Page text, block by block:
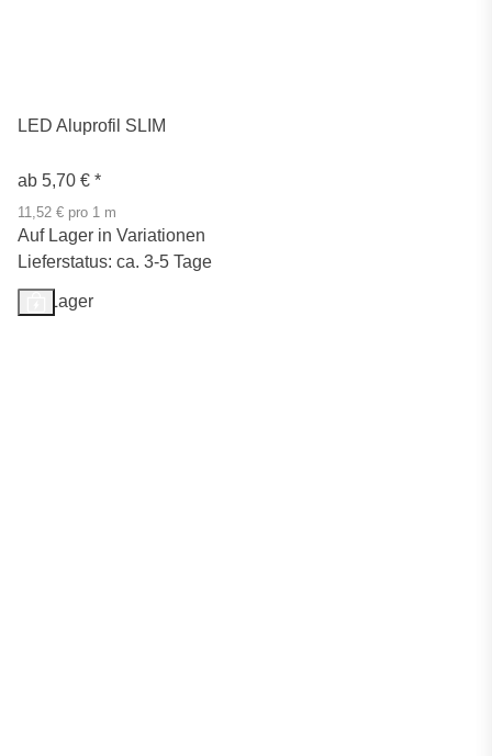
LED Aluprofil SLIM
ab 5,70 € *
11,52 € pro 1 m
Auf Lager in Variationen
Lieferstatus: ca. 3-5 Tage
Auf Lager